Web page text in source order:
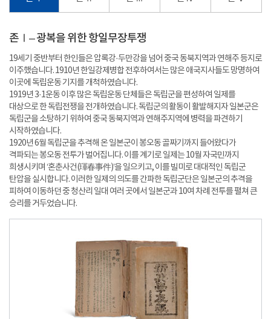
존Ⅰ– 광복을 위한 항일무장투쟁
19세기 중반부터 한인들은 압록강·두만강을 넘어 중국 동북지역과 연해주 등지로
이주했습니다. 1910년 한일강제병합 전후하여서는 많은 애국지사들도 망명하여
이곳에 독립운동 기지를 개척하였습니다.
1919년 3·1운동 이후 많은 독립운동 단체들은 독립군을 편성하여 일제를
대상으로 한 독립전쟁을 전개하였습니다. 독립군의 활동이 활발해지자 일본군은
독립군을 소탕하기 위하여 중국 동북지역과 연해주지역에 병력을 파견하기
시작하였습니다.
1920년 6월 독립군을 추격해 온 일본군이 봉오동 골짜기까지 들어왔다가
격파되는 봉오동 전투가 벌어집니다. 이를 계기로 일제는 10월 자국민까지
희생시키며 ‘혼춘사건(琿春事件)’을 일으키고, 이를 빌미로 대대적인 독립군
탄압을 실시합니다. 이러한 일제의 의도를 간파한 독립군단은 일본군의 추격을
피하여 이동하던 중 청산리 일대 여러 곳에서 일본군과 10여 차례 전투를 펼쳐 큰
승리를 거두었습니다.